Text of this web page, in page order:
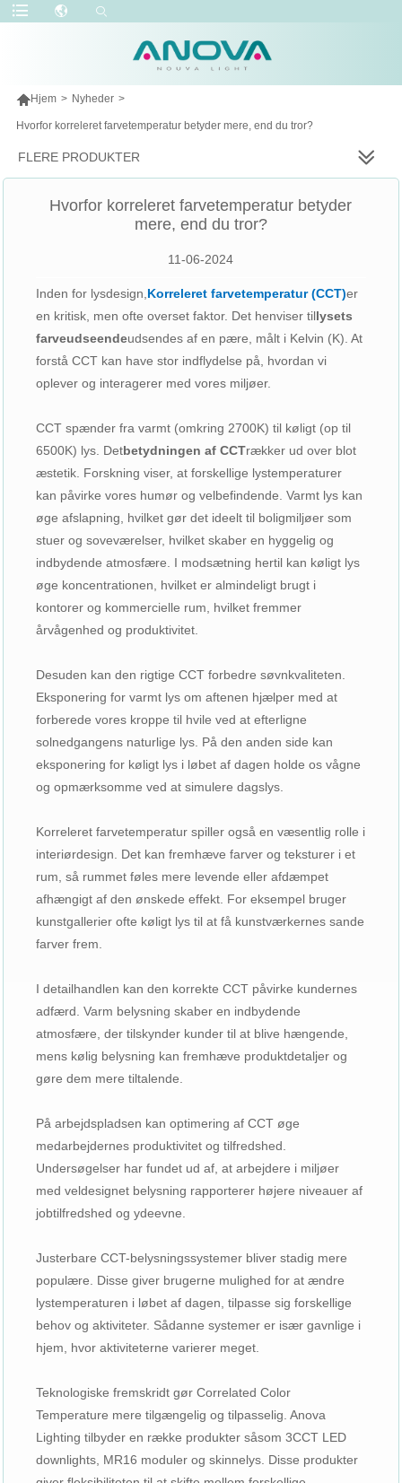
Hjem > Nyheder >
Hvorfor korreleret farvetemperatur betyder mere, end du tror?
FLERE PRODUKTER
Hvorfor korreleret farvetemperatur betyder
mere, end du tror?
11-06-2024
Inden for lysdesign, Korreleret farvetemperatur (CCT)er
en kritisk, men ofte overset faktor. Det henviser tillysets
farveudseendeudsendes af en pære, målt i Kelvin (K). At
forstå CCT kan have stor indflydelse på, hvordan vi
oplever og interagerer med vores miljøer.
CCT spænder fra varmt (omkring 2700K) til køligt (op til
6500K) lys. Detbetydningen af ​​CCTrækker ud over blot
æstetik. Forskning viser, at forskellige lystemperaturer
kan påvirke vores humør og velbefindende. Varmt lys kan
øge afslapning, hvilket gør det ideelt til boligmiljøer som
stuer og soveværelser, hvilket skaber en hyggelig og
indbydende atmosfære. I modsætning hertil kan køligt lys
øge koncentrationen, hvilket er almindeligt brugt i
kontorer og kommercielle rum, hvilket fremmer
årvågenhed og produktivitet.
Desuden kan den rigtige CCT forbedre søvnkvaliteten.
Eksponering for varmt lys om aftenen hjælper med at
forberede vores kroppe til hvile ved at efterligne
solnedgangens naturlige lys. På den anden side kan
eksponering for køligt lys i løbet af dagen holde os vågne
og opmærksomme ved at simulere dagslys.
Korreleret farvetemperatur spiller også en væsentlig rolle i
interiørdesign. Det kan fremhæve farver og teksturer i et
rum, så rummet føles mere levende eller afdæmpet
afhængigt af den ønskede effekt. For eksempel bruger
kunstgallerier ofte køligt lys til at få kunstværkernes sande
farver frem.
I detailhandlen kan den korrekte CCT påvirke kundernes
adfærd. Varm belysning skaber en indbydende
atmosfære, der tilskynder kunder til at blive hængende,
mens kølig belysning kan fremhæve produktdetaljer og
gøre dem mere tiltalende.
På arbejdspladsen kan optimering af CCT øge
medarbejdernes produktivitet og tilfredshed.
Undersøgelser har fundet ud af, at arbejdere i miljøer
med veldesignet belysning rapporterer højere niveauer af
jobtilfredshed og ydeevne.
Justerbare CCT-belysningssystemer bliver stadig mere
populære. Disse giver brugerne mulighed for at ændre
lystemperaturen i løbet af dagen, tilpasse sig forskellige
behov og aktiviteter. Sådanne systemer er især gavnlige i
hjem, hvor aktiviteterne varierer meget.
Teknologiske fremskridt gør Correlated Color
Temperature mere tilgængelig og tilpasselig. Anova
Lighting tilbyder en række produkter såsom 3CCT LED
downlights, MR16 moduler og skinnelys. Disse produkter